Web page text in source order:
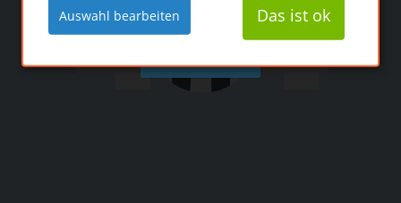
Auswahl bearbeiten Das ist ok